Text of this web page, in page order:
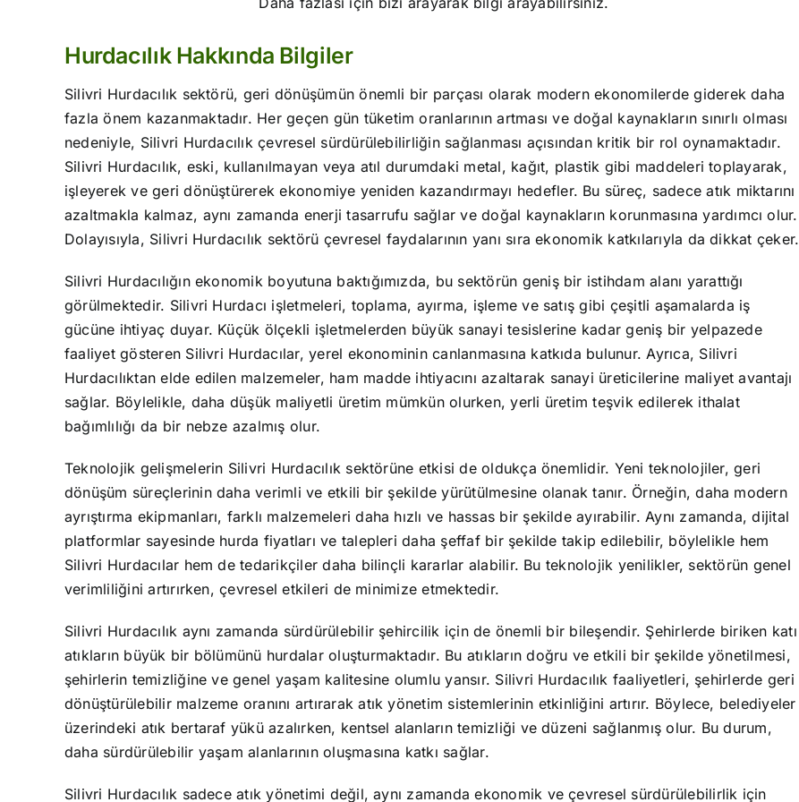
Hurdacılık Hakkında Bilgiler
Silivri Hurdacılık sektörü, geri dönüşümün önemli bir parçası olarak modern ekonomilerde giderek daha
fazla önem kazanmaktadır. Her geçen gün tüketim oranlarının artması ve doğal kaynakların sınırlı olması
nedeniyle, Silivri Hurdacılık çevresel sürdürülebilirliğin sağlanması açısından kritik bir rol oynamaktadır.
Silivri Hurdacılık, eski, kullanılmayan veya atıl durumdaki metal, kağıt, plastik gibi maddeleri toplayarak,
işleyerek ve geri dönüştürerek ekonomiye yeniden kazandırmayı hedefler. Bu süreç, sadece atık miktarını
azaltmakla kalmaz, aynı zamanda enerji tasarrufu sağlar ve doğal kaynakların korunmasına yardımcı olur.
Dolayısıyla, Silivri Hurdacılık sektörü çevresel faydalarının yanı sıra ekonomik katkılarıyla da dikkat çeker.
Silivri Hurdacılığın ekonomik boyutuna baktığımızda, bu sektörün geniş bir istihdam alanı yarattığı
görülmektedir. Silivri Hurdacı işletmeleri, toplama, ayırma, işleme ve satış gibi çeşitli aşamalarda iş
gücüne ihtiyaç duyar. Küçük ölçekli işletmelerden büyük sanayi tesislerine kadar geniş bir yelpazede
faaliyet gösteren Silivri Hurdacılar, yerel ekonominin canlanmasına katkıda bulunur. Ayrıca, Silivri
Hurdacılıktan elde edilen malzemeler, ham madde ihtiyacını azaltarak sanayi üreticilerine maliyet avantajı
sağlar. Böylelikle, daha düşük maliyetli üretim mümkün olurken, yerli üretim teşvik edilerek ithalat
bağımlılığı da bir nebze azalmış olur.
Teknolojik gelişmelerin Silivri Hurdacılık sektörüne etkisi de oldukça önemlidir. Yeni teknolojiler, geri
dönüşüm süreçlerinin daha verimli ve etkili bir şekilde yürütülmesine olanak tanır. Örneğin, daha modern
ayrıştırma ekipmanları, farklı malzemeleri daha hızlı ve hassas bir şekilde ayırabilir. Aynı zamanda, dijital
platformlar sayesinde hurda fiyatları ve talepleri daha şeffaf bir şekilde takip edilebilir, böylelikle hem
Silivri Hurdacılar hem de tedarikçiler daha bilinçli kararlar alabilir. Bu teknolojik yenilikler, sektörün genel
verimliliğini artırırken, çevresel etkileri de minimize etmektedir.
Silivri Hurdacılık aynı zamanda sürdürülebilir şehircilik için de önemli bir bileşendir. Şehirlerde biriken katı
atıkların büyük bir bölümünü hurdalar oluşturmaktadır. Bu atıkların doğru ve etkili bir şekilde yönetilmesi,
şehirlerin temizliğine ve genel yaşam kalitesine olumlu yansır. Silivri Hurdacılık faaliyetleri, şehirlerde geri
dönüştürülebilir malzeme oranını artırarak atık yönetim sistemlerinin etkinliğini artırır. Böylece, belediyeler
üzerindeki atık bertaraf yükü azalırken, kentsel alanların temizliği ve düzeni sağlanmış olur. Bu durum,
daha sürdürülebilir yaşam alanlarının oluşmasına katkı sağlar.
Silivri Hurdacılık sadece atık yönetimi değil, aynı zamanda ekonomik ve çevresel sürdürülebilirlik için